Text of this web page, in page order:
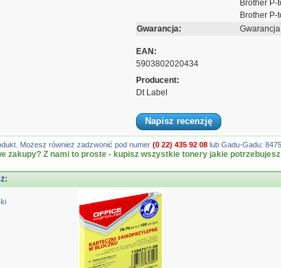
Brother P-
Brother P-
Gwarancja:
EAN:
5903802020434
Producent:
Dt Label
Napisz recenzję
Możesz również zadzwonić pod numer (0 22) 435 92 08lub Gadu-Gadu:
zakupy? Z nami to proste - kupisz wszystkie tonery jakie